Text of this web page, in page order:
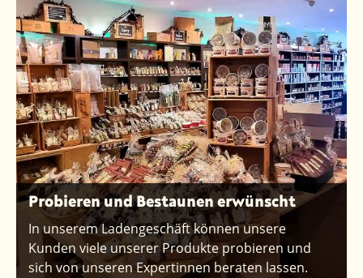
Probieren und Bestaunen erwünscht
In unserem Ladengeschäft können unsere
Kunden viele unserer Produkte probieren und
sich von unseren Expertinnen beraten lassen.